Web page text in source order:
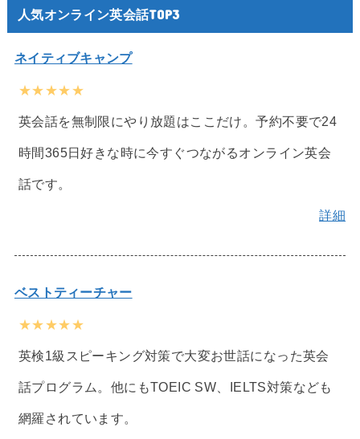
人気オンライン英会話TOP3
ネイティブキャンプ
★★★★★
英会話を無制限にやり放題はここだけ。予約不要で24
時間365日好きな時に今すぐつながるオンライン英会
話です。
詳細
ベストティーチャー
★★★★★
英検1級スピーキング対策で大変お世話になった英会
話プログラム。他にもTOEIC SW、IELTS対策なども
網羅されています。